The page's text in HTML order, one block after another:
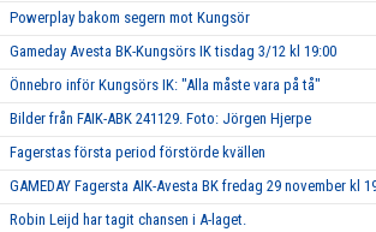
Powerplay bakom segern mot Kungsör
Gameday Avesta BK-Kungsörs IK tisdag 3/12 kl 19:00
Önnebro inför Kungsörs IK: "Alla måste vara på tå"
Bilder från FAIK-ABK 241129. Foto: Jörgen Hjerpe
Fagerstas första period förstörde kvällen
GAMEDAY Fagersta AIK-Avesta BK fredag 29 november kl
Robin Leijd har tagit chansen i A-laget.